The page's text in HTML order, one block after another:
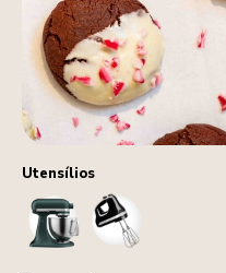
Utensílios
StandMixerHandMixer